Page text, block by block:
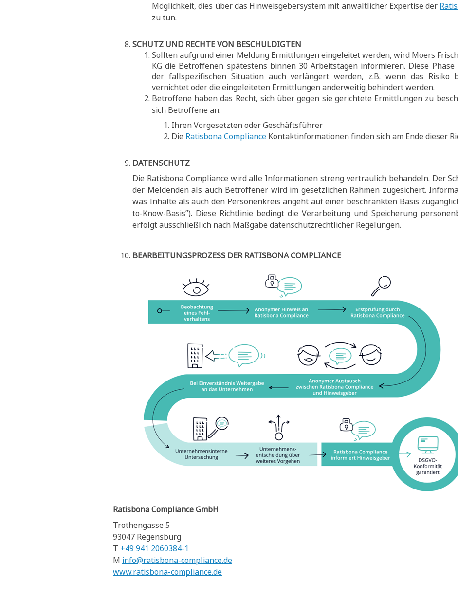
Möglichkeit, dies über das Hinweisgebersystem mit anwaltlicher Expertise der
zu tun.
SCHUTZ UND RECHTE VON BESCHULDIGTEN
Sollten aufgrund einer Meldung Ermittlungen eingeleitet werden, wird Moers
KG die Betroffenen spätestens binnen 30 Arbeitstagen informieren. Diese
der fallspezifischen Situation auch verlängert werden, z.B. wenn das Risiko
vernichtet oder die eingeleiteten Ermittlungen anderweitig behindert werden.
Betroffene haben das Recht, sich über gegen sie gerichtete Ermittlungen zu
sich Betroffene an:
Ihren Vorgesetzten oder Geschäftsführer
Die Ratisbona Compliance Kontaktinformationen finden sich am Ende dieser
DATENSCHUTZ
Die Ratisbona Compliance wird alle Informationen streng vertraulich behandeln. Der
der Meldenden als auch Betroffener wird im gesetzlichen Rahmen zugesichert.
was Inhalte als auch den Personenkreis angeht auf einer beschränkten Basis
to-Know-Basis”). Diese Richtlinie bedingt die Verarbeitung und Speicherung
erfolgt ausschließlich nach Maßgabe datenschutzrechtlicher Regelungen.
BEARBEITUNGSPROZESS DER RATISBONA COMPLIANCE
Ratisbona Compliance GmbH
Trothengasse 5
93047 Regensburg
T +49 941 2060384-1
M info@ratisbona-compliance.de
www.ratisbona-compliance.de